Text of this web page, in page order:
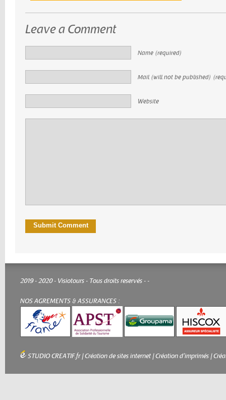
Leave a Comment
Name (required)
Mail (will not be published)
Website
2019 - 2020 - Visiotours - Tous droits reservés - -
NOS AGREMENTS & ASSURANCES :
STUDIO CREATIF.fr|Création de sites internet |Création d'imprimés |